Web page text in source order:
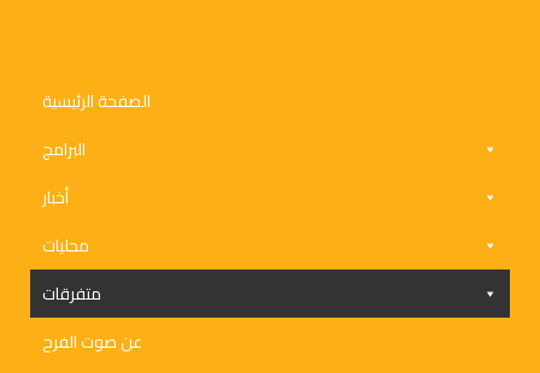
الصفحة الرئيسية
البرامج
أخبار
محليات
متفرقات
عن صوت الفرح